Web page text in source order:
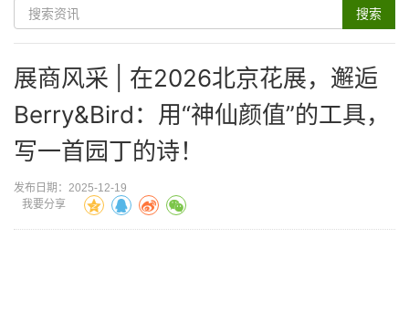
展商风采 | 在2026北京花展，邂逅
Berry&Bird：用“神仙颜值”的工具，
写一首园丁的诗！
发布日期：2025-12-19
我要分享